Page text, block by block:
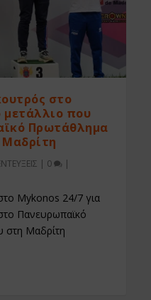
στο
μετάλλιο που
Πρωτάθλημα
| 0 |
Mykonos 24/7 για
Πανευρωπαϊκό
στη Μαδρίτη